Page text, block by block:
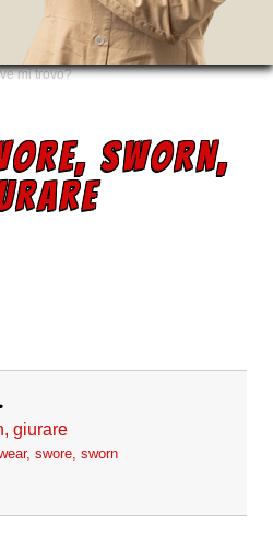
mi trovo?
SWORN,
giurare
swore, sworn